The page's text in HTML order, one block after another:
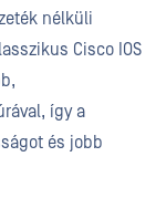
nélküli
Cisco IOS
így a
és jobb